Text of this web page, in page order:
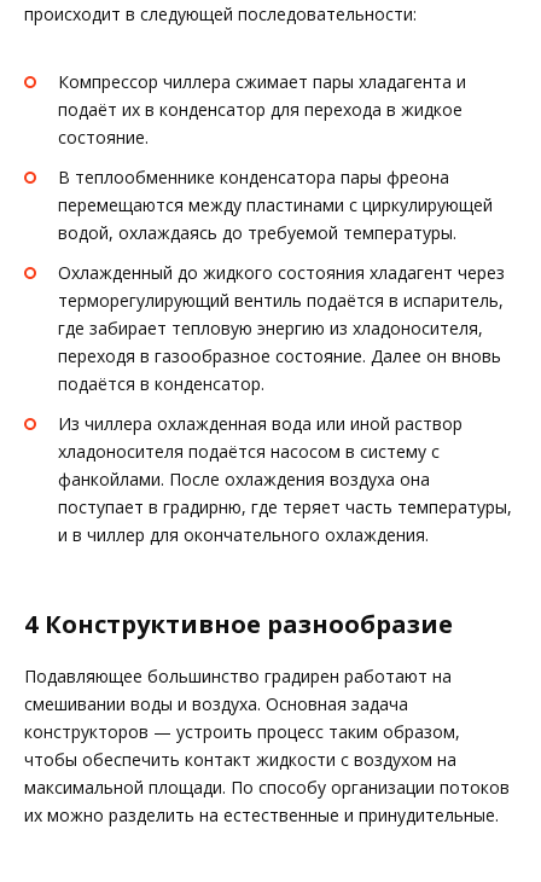
происходит в следующей последовательности:
Компрессор чиллера сжимает пары хладагента и
подаёт их в конденсатор для перехода в жидкое
состояние.
В теплообменнике конденсатора пары фреона
перемещаются между пластинами с циркулирующей
водой, охлаждаясь до требуемой температуры.
Охлажденный до жидкого состояния хладагент через
терморегулирующий вентиль подаётся в испаритель,
где забирает тепловую энергию из хладоносителя,
переходя в газообразное состояние. Далее он вновь
подаётся в конденсатор.
Из чиллера охлажденная вода или иной раствор
хладоносителя подаётся насосом в систему с
фанкойлами. После охлаждения воздуха она
поступает в градирню, где теряет часть температуры,
и в чиллер для окончательного охлаждения.
4 Конструктивное разнообразие
Подавляющее большинство градирен работают на
смешивании воды и воздуха. Основная задача
конструкторов — устроить процесс таким образом,
чтобы обеспечить контакт жидкости с воздухом на
максимальной площади. По способу организации потоков
их можно разделить на естественные и принудительные.